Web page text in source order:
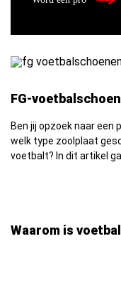
FG-
Ben jij opzoek naar een
welk type zoolplaat
voetbalt? In dit artikel
Waarom is